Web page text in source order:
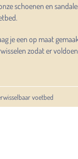
schoenen en
je een op maat
zodat er
voetbed